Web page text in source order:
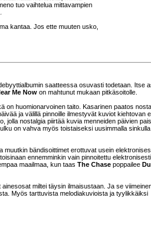
tuo vaihtelua mittavampien
kantaa. Jos ette muuten usko,
saatteessa osuvasti todetaan. Itse
Me Now on mahtunut mukaan pitkäsoitolle.
on huomionarvoinen taito. Kasarinen paatos
ja välillä pinnoille ilmestyvät kuviot kiehtovan
jolla nostalgia piirtää kuvia menneiden päivien
on vahva myös toistaiseksi uusimmalla sinkulla
bändisoittimet erottuvat usein
ennemminkin vain pinnoitettu elektronisesti.
maailmaa, kun taas The Chase poppailee
miltei täysin ilmaisustaan. Ja se
Myös tarttuvista melodiakuvioista ja tyylikkäiksi